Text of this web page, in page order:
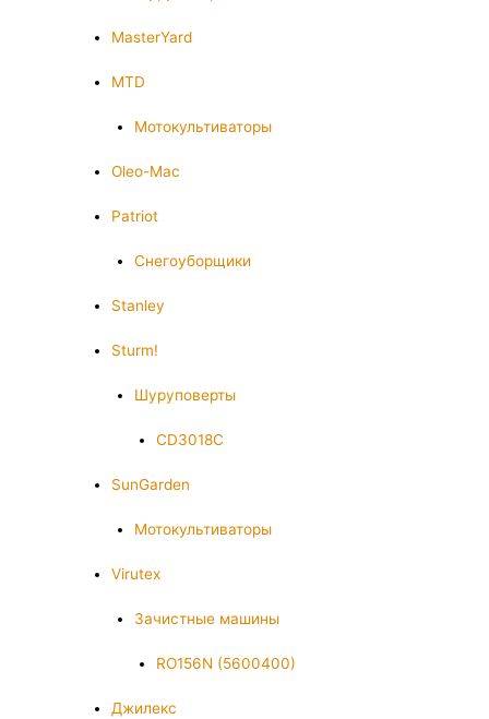
MasterYard
MTD
Мотокультиваторы
Oleo-Mac
Patriot
Снегоуборщики
Stanley
Sturm!
Шуруповерты
CD3018C
SunGarden
Мотокультиваторы
Virutex
Зачистные машины
RO156N (5600400)
Джилекс